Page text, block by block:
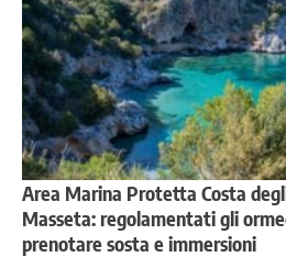
Area Marina Protetta Costa
Masseta: regolamentati gli
prenotare sosta e immersioni